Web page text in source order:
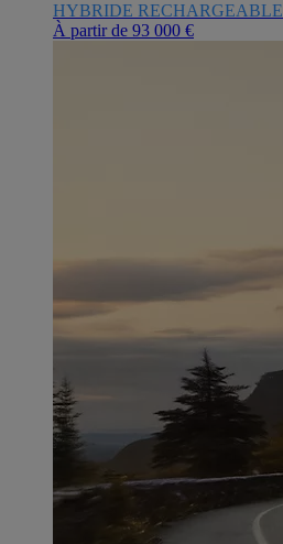
HYBRIDE RECHARGEABLE
À partir de 93 000 €